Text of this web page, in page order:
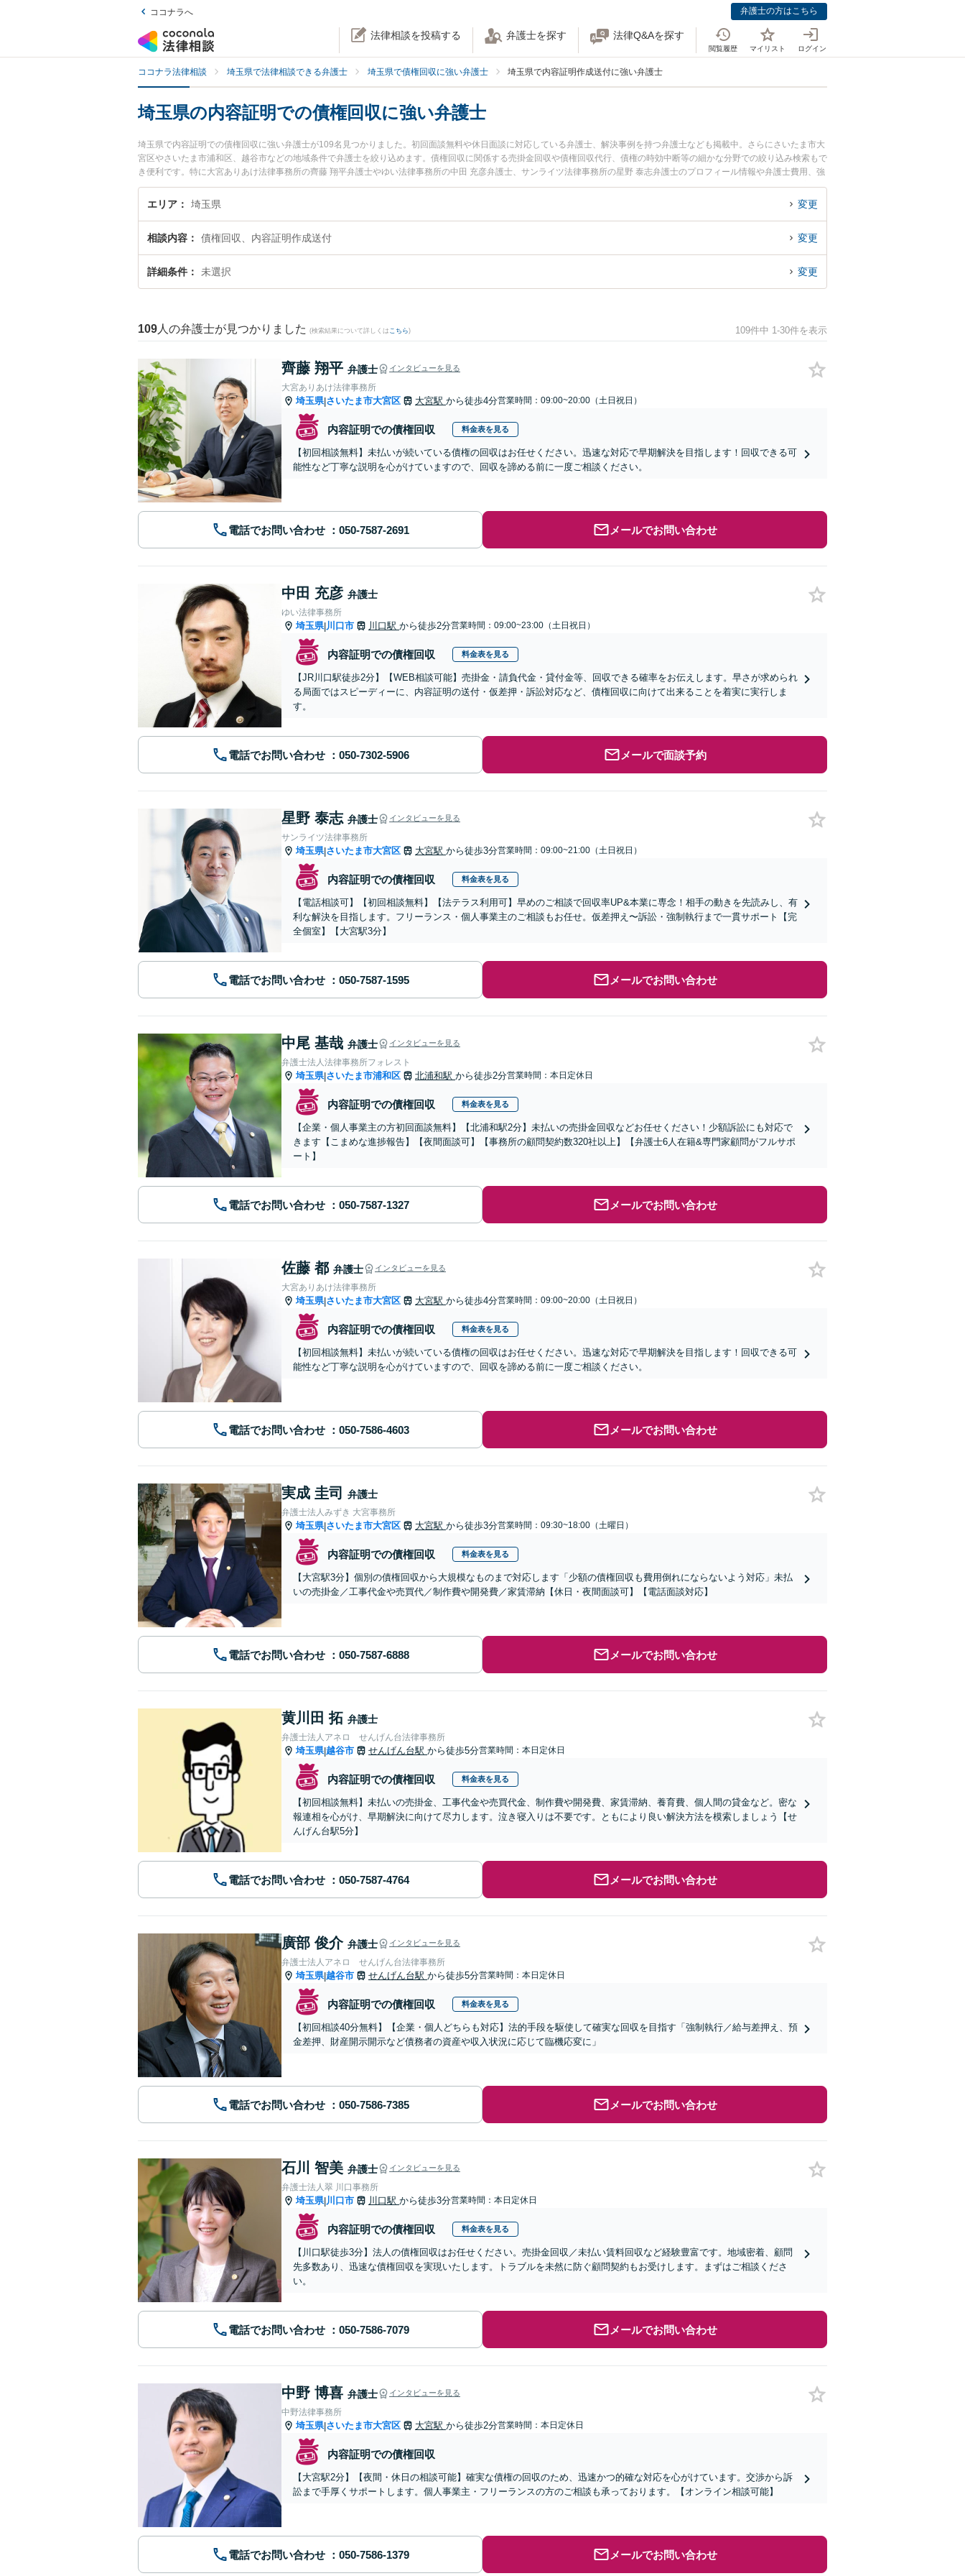
ココナラへ 弁護士の方はこちら
法律相談を投稿する 弁護士を探す 法律Q&Aを探す
閲覧履歴 マイリスト ログイン
ココナラ法律相談 埼玉県で法律相談できる弁護士 埼玉県で債権回収に強い弁護士 埼玉県で内容証明作成送付に強い弁護士
埼玉県の内容証明での債権回収に強い弁護士
埼玉県で内容証明での債権回収に強い弁護士が109名見つかりました。初回面談無料や休日面談に対応している弁護士、解決事例を持つ弁護士なども掲載中。さらにさいたま市大
宮区やさいたま市浦和区、越谷市などの地域条件で弁護士を絞り込めます。債権回収に関係する売掛金回収や債権回収代行、債権の時効中断等の細かな分野での絞り込み検索もで
き便利です。特に大宮ありあけ法律事務所の齊藤 翔平弁護士やゆい法律事務所の中田 充彦弁護士、サンライツ法律事務所の星野 泰志弁護士のプロフィール情報や弁護士費用、強
みなどが注目されています。『埼玉県で土日や夜間に発生した内容証明での債権回収のトラブルを今すぐに弁護士に相談したい』『内容証明での債権回収のトラブル解決の実績豊
富な近くの弁護士を検索したい』『初回相談無料で内容証明での債権回収を法律相談できる埼玉県内の弁護士に相談予約したい』などでお困りの相談者さんにおすすめです。
エリア 埼玉県 変更
相談内容 債権回収、内容証明作成送付 変更
詳細条件 未選択 変更
109 人の弁護士が見つかりました (検索結果について詳しくは こちら) 109件中 1-30件を表示
齊藤 翔平 弁護士 インタビューを見る
大宮ありあけ法律事務所
埼玉県|さいたま市大宮区 大宮駅 から徒歩4分営業時間：09:00~20:00（土日祝日）
内容証明での債権回収 料金表を見る
【初回相談無料】未払いが続いている債権の回収はお任せください。迅速な対応で早期解決を目指します！回収できる可
能性など丁寧な説明を心がけていますので、回収を諦める前に一度ご相談ください。
電話でお問い合わせ メールでお問い合わせ
中田 充彦 弁護士
ゆい法律事務所
埼玉県|川口市 川口駅 から徒歩2分営業時間：09:00~23:00（土日祝日）
内容証明での債権回収 料金表を見る
【JR川口駅徒歩2分】【WEB相談可能】売掛金・請負代金・貸付金等、回収できる確率をお伝えします。早さが求められ
る局面ではスピーディーに、内容証明の送付・仮差押・訴訟対応など、債権回収に向けて出来ることを着実に実行しま
す。
電話でお問い合わせ メールで面談予約
星野 泰志 弁護士 インタビューを見る
サンライツ法律事務所
埼玉県|さいたま市大宮区 大宮駅 から徒歩3分営業時間：09:00~21:00（土日祝日）
内容証明での債権回収 料金表を見る
【電話相談可】【初回相談無料】【法テラス利用可】早めのご相談で回収率UP&本業に専念！相手の動きを先読みし、有
利な解決を目指します。フリーランス・個人事業主のご相談もお任せ。仮差押え〜訴訟・強制執行まで一貫サポート【完
全個室】【大宮駅3分】
電話でお問い合わせ メールでお問い合わせ
中尾 基哉 弁護士 インタビューを見る
弁護士法人法律事務所フォレスト
埼玉県|さいたま市浦和区 北浦和駅 から徒歩2分営業時間：本日定休日
内容証明での債権回収 料金表を見る
【企業・個人事業主の方初回面談無料】【北浦和駅2分】未払いの売掛金回収などお任せください！少額訴訟にも対応で
きます【こまめな進捗報告】【夜間面談可】【事務所の顧問契約数320社以上】【弁護士6人在籍&専門家顧問がフルサポ
ート】
電話でお問い合わせ メールでお問い合わせ
佐藤 都 弁護士 インタビューを見る
大宮ありあけ法律事務所
埼玉県|さいたま市大宮区 大宮駅 から徒歩4分営業時間：09:00~20:00（土日祝日）
内容証明での債権回収 料金表を見る
【初回相談無料】未払いが続いている債権の回収はお任せください。迅速な対応で早期解決を目指します！回収できる可
能性など丁寧な説明を心がけていますので、回収を諦める前に一度ご相談ください。
電話でお問い合わせ メールでお問い合わせ
実成 圭司 弁護士
弁護士法人みずき 大宮事務所
埼玉県|さいたま市大宮区 大宮駅 から徒歩3分営業時間：09:30~18:00（土曜日）
内容証明での債権回収 料金表を見る
【大宮駅3分】個別の債権回収から大規模なものまで対応します「少額の債権回収も費用倒れにならないよう対応」未払
いの売掛金／工事代金や売買代／制作費や開発費／家賃滞納【休日・夜間面談可】【電話面談対応】
電話でお問い合わせ メールでお問い合わせ
黄川田 拓 弁護士
弁護士法人アネロ せんげん台法律事務所
埼玉県|越谷市 せんげん台駅 から徒歩5分営業時間：本日定休日
内容証明での債権回収 料金表を見る
【初回相談無料】未払いの売掛金、工事代金や売買代金、制作費や開発費、家賃滞納、養育費、個人間の貸金など。密な
報連相を心がけ、早期解決に向けて尽力します。泣き寝入りは不要です。ともにより良い解決方法を模索しましょう【せ
んげん台駅5分】
電話でお問い合わせ メールでお問い合わせ
廣部 俊介 弁護士 インタビューを見る
弁護士法人アネロ せんげん台法律事務所
埼玉県|越谷市 せんげん台駅 から徒歩5分営業時間：本日定休日
内容証明での債権回収 料金表を見る
【初回相談40分無料】【企業・個人どちらも対応】法的手段を駆使して確実な回収を目指す「強制執行／給与差押え、預
金差押、財産開示開示など債務者の資産や収入状況に応じて臨機応変に」
電話でお問い合わせ メールでお問い合わせ
石川 智美 弁護士 インタビューを見る
弁護士法人翠 川口事務所
埼玉県|川口市 川口駅 から徒歩3分営業時間：本日定休日
内容証明での債権回収 料金表を見る
【川口駅徒歩3分】法人の債権回収はお任せください。売掛金回収／未払い賃料回収など経験豊富です。地域密着、顧問
先多数あり、迅速な債権回収を実現いたします。トラブルを未然に防ぐ顧問契約もお受けします。まずはご相談くださ
い。
電話でお問い合わせ メールでお問い合わせ
中野 博喜 弁護士 インタビューを見る
中野法律事務所
埼玉県|さいたま市大宮区 大宮駅 から徒歩2分営業時間：本日定休日
内容証明での債権回収
【大宮駅2分】【夜間・休日の相談可能】確実な債権の回収のため、迅速かつ的確な対応を心がけています。交渉から訴
訟まで手厚くサポートします。個人事業主・フリーランスの方のご相談も承っております。【オンライン相談可能】
電話でお問い合わせ メールでお問い合わせ